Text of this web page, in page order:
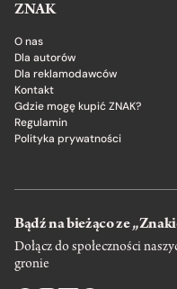
ZNAK
O nas
Dla autorów
Dla reklamodawców
Kontakt
Gdzie mogę kupić ZNAK?
Regulamin
Polityka prywatności
Bądź na bieżąco ze
Dołącz do społeczności
gronie